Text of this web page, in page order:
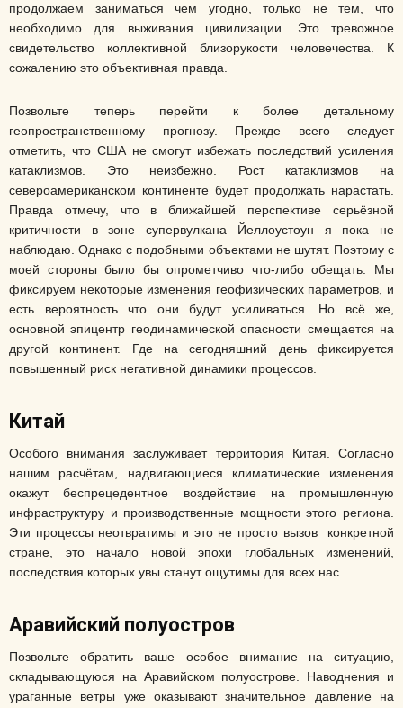
продолжаем заниматься чем угодно, только не тем, что
необходимо для выживания цивилизации. Это тревожное
свидетельство коллективной близорукости человечества. К
сожалению это объективная правда.
Позвольте теперь перейти к более детальному
геопространственному прогнозу. Прежде всего следует
отметить, что США не смогут избежать последствий усиления
катаклизмов. Это неизбежно. Рост катаклизмов на
североамериканском континенте будет продолжать нарастать.
Правда отмечу, что в ближайшей перспективе серьёзной
критичности в зоне супервулкана Йеллоустоун я пока не
наблюдаю. Однако с подобными объектами не шутят. Поэтому с
моей стороны было бы опрометчиво что-либо обещать. Мы
фиксируем некоторые изменения геофизических параметров, и
есть вероятность что они будут усиливаться. Но всё же,
основной эпицентр геодинамической опасности смещается на
другой континент. Где на сегодняшний день фиксируется
повышенный риск негативной динамики процессов.
Китай
Особого внимания заслуживает территория Китая. Согласно
нашим расчётам, надвигающиеся климатические изменения
окажут беспрецедентное воздействие на промышленную
инфраструктуру и производственные мощности этого региона.
Эти процессы неотвратимы и это не просто вызов конкретной
стране, это начало новой эпохи глобальных изменений,
последствия которых увы станут ощутимы для всех нас.
Аравийский полуостров
Позвольте обратить ваше особое внимание на ситуацию,
складывающуюся на Аравийском полуострове. Наводнения и
ураганные ветры уже оказывают значительное давление на